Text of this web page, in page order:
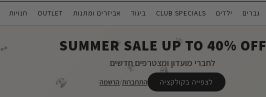
גברים ילדים CLUB SPECIALS ביגוד אביזרים ומתנות OUTLET חנויות
🏖️
🌴
🏖️
🍦
🌴
🕶️ SUMMER SALE UP TO 40% OFF
לחברי מועדון ומצטרפים חדשים
לצפייה בקולקציה התחברות/הרשמה